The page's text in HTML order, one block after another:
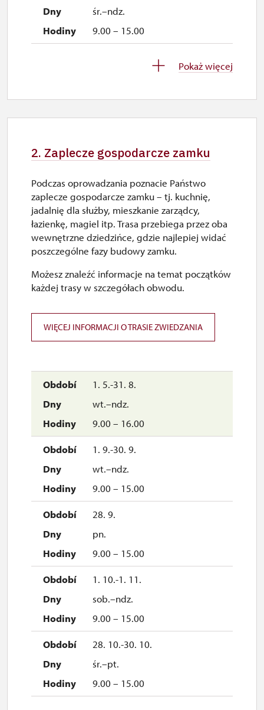
śr.–ndz.
9.00 – 15.00
5. 12.-6. 12.
9.00 – 15.00
7. 12.-31. 12.
zamknięte
2027
1. 1.-24. 3.
Pokaż więcej
2. Zaplecze gospodarcze zamku
1. 5.-31. 8.
wt.–ndz.
9.00 – 16.00
1. 9.-30. 9.
wt.–ndz.
9.00 – 15.00
28. 9.
pn.
9.00 – 15.00
1. 10.-1. 11.
sob.–ndz.
9.00 – 15.00
28. 10.-30. 10.
śr.–pt.
9.00 – 15.00
Podczas oprowadzania poznacie Państwo
zaplecze gospodarcze zamku – tj. kuchnię,
jadalnię dla służby, mieszkanie zarządcy,
łazienkę, magiel itp. Trasa przebiega przez oba
wewnętrzne dziedzińce, gdzie najlepiej widać
poszczególne fazy budowy zamku.
Możesz znaleźć informacje na temat początków
każdej trasy w szczegółach obwodu.
WIĘCEJ INFORMACJI O TRASIE ZWIEDZANIA